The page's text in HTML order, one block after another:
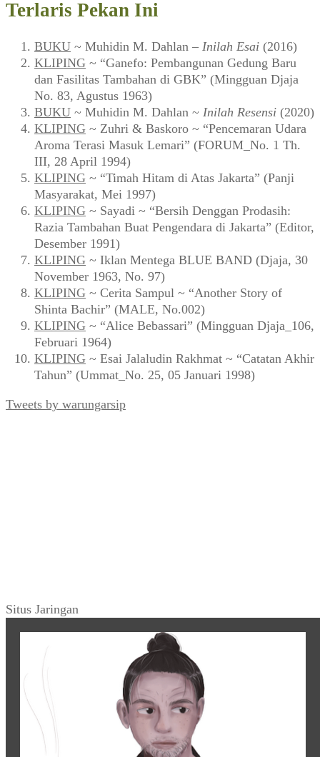
Terlaris Pekan Ini
BUKU ~ Muhidin M. Dahlan – Inilah Esai (2016)
KLIPING ~ “Ganefo: Pembangunan Gedung Baru
dan Fasilitas Tambahan di GBK” (Mingguan Djaja
No. 83, Agustus 1963)
BUKU ~ Muhidin M. Dahlan ~ Inilah Resensi (2020)
KLIPING ~ Zuhri & Baskoro ~ “Pencemaran Udara
Aroma Terasi Masuk Lemari” (FORUM_No. 1 Th.
III, 28 April 1994)
KLIPING ~ “Timah Hitam di Atas Jakarta” (Panji
Masyarakat, Mei 1997)
KLIPING ~ Sayadi ~ “Bersih Denggan Prodasih:
Razia Tambahan Buat Pengendara di Jakarta” (Editor,
Desember 1991)
KLIPING ~ Iklan Mentega BLUE BAND (Djaja, 30
November 1963, No. 97)
KLIPING ~ Cerita Sampul ~ “Another Story of
Shinta Bachir” (MALE, No.002)
KLIPING ~ “Alice Bebassari” (Mingguan Djaja_106,
Februari 1964)
KLIPING ~ Esai Jalaludin Rakhmat ~ “Catatan Akhir
Tahun” (Ummat_No. 25, 05 Januari 1998)
Tweets by warungarsip
Situs Jaringan